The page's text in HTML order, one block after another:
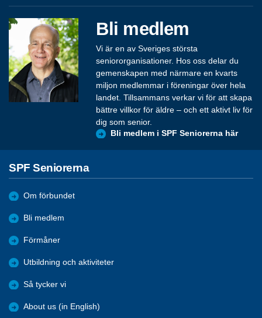
Bli medlem
Vi är en av Sveriges största
seniororganisationer. Hos oss delar du
gemenskapen med närmare en kvarts
miljon medlemmar i föreningar över hela
landet. Tillsammans verkar vi för att skapa
bättre villkor för äldre – och ett aktivt liv för
dig som senior.
Bli medlem i SPF Seniorerna här
SPF Seniorerna
Om förbundet
Bli medlem
Förmåner
Utbildning och aktiviteter
Så tycker vi
About us (in English)